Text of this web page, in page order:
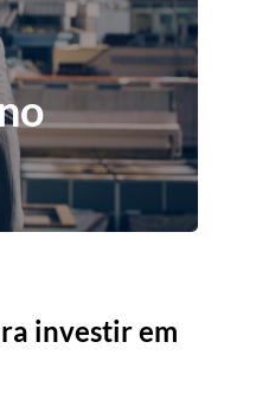
investir em